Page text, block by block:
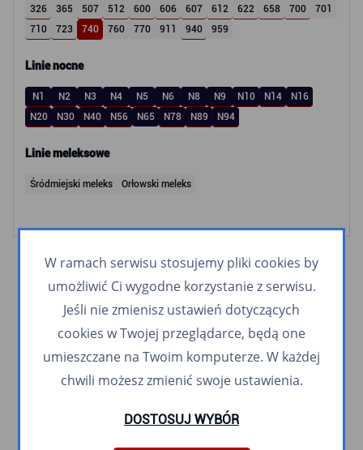
326
365 507 512 600 606 607 612 622 658 700
701
710
723 740 760 770 911 940 959
Linie nocne
N1 N2 N3 N4 N5 N6 N8 N9 N10 N14
N16
N20
N30 N40 N56 N65 N78 N89 N94
Linie meleksowe
Śródmiejski meleks Orłowski meleks
W ramach serwisu stosujemy pliki cookies by
umożliwić Ci wygodne korzystanie z serwisu.
Jeśli nie zmienisz ustawień dotyczących
cookies w Twojej przeglądarce, będą one
umieszczane na Twoim komputerze. W każdej
chwili możesz zmienić swoje ustawienia.
DOSTOSUJ WYBÓR